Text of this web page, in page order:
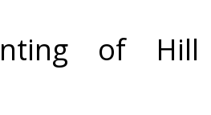
of Hill